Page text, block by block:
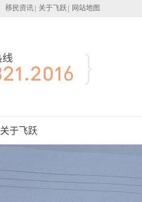
移民资讯 关于飞跃 网站地图
关于飞跃